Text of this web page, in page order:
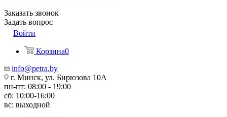
Заказать звонок
Задать вопрос
Войти
Корзина0
info@petra.by
г. Минск, ул. Бирюзова 10А
пн-пт: 08:00 - 19:00
сб: 10:00-16:00
вс: выходной